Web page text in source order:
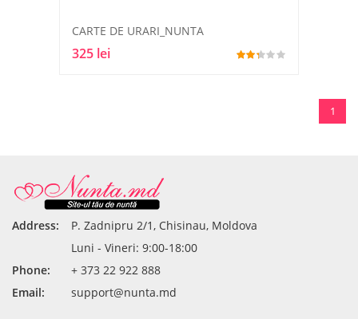
CARTE DE URARI_NUNTA
325 lei
1
Address:
P. Zadnipru 2/1, Chisinau, Moldova
Luni - Vineri: 9:00-18:00
Phone:
+ 373 22 922 888
Email:
support@nunta.md